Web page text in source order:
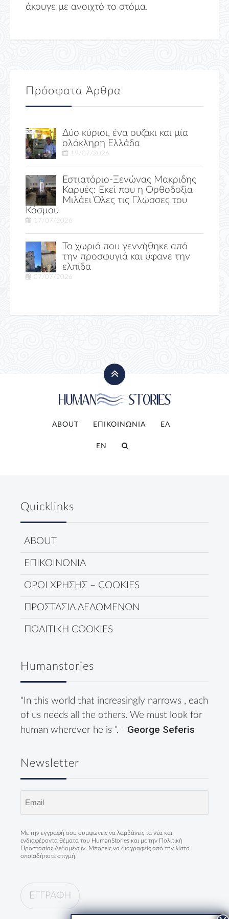
άκουγε με ανοιχτό το στόμα.
Πρόσφατα Άρθρα
Δύο κύριοι, ένα ουζάκι και μία
ολόκληρη Ελλάδα
19/07/2026
Εστιατόριο-Ξενώνας Μακριδης
Καρυές: Εκεί που η Ορθοδοξία
Μιλάει Όλες τις Γλώσσες του
Κόσμου
17/07/2026
Το χωριό που γεννήθηκε από
την προσφυγιά και ύφανε την
ελπίδα
07/07/2026
ABOUT ΕΠΙΚΟΙΝΩΝΙΑ ΕΛ
EN
Quicklinks
ABOUT
ΕΠΙΚΟΙΝΩΝΙΑ
ΟΡΟΙ ΧΡΗΣΗΣ – COOKIES
ΠΡΟΣΤΑΣΙΑ ΔΕΔΟΜΕΝΩΝ
ΠΟΛΙΤΙΚΗ COOKIES
Humanstories
"In this world that increasingly narrows , each
of us needs all the others. We must look for
human wherever he is ". - George Seferis
Newsletter
Με την εγγραφή σου συμφωνείς να λαμβάνεις τα νέα και
ενδιαφέροντα θέματα του HumanStories και με την
Πολιτική
Προστασίας Δεδομένων . Μπορείς να διαγραφείς από την λίστα
οποιαδήποτε στιγμή.